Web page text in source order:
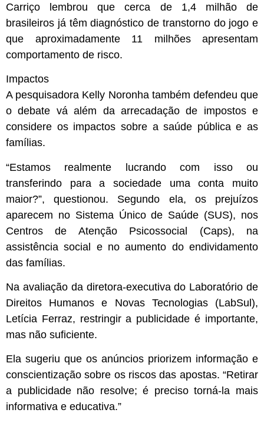
Carriço lembrou que cerca de 1,4 milhão de
brasileiros já têm diagnóstico de transtorno do jogo e
que aproximadamente 11 milhões apresentam
comportamento de risco.
Impactos
A pesquisadora Kelly Noronha também defendeu que
o debate vá além da arrecadação de impostos e
considere os impactos sobre a saúde pública e as
famílias.
“Estamos realmente lucrando com isso ou
transferindo para a sociedade uma conta muito
maior?”, questionou. Segundo ela, os prejuízos
aparecem no Sistema Único de Saúde (SUS), nos
Centros de Atenção Psicossocial (Caps), na
assistência social e no aumento do endividamento
das famílias.
Na avaliação da diretora-executiva do Laboratório de
Direitos Humanos e Novas Tecnologias (LabSul),
Letícia Ferraz, restringir a publicidade é importante,
mas não suficiente.
Ela sugeriu que os anúncios priorizem informação e
conscientização sobre os riscos das apostas. “Retirar
a publicidade não resolve; é preciso torná-la mais
informativa e educativa.”